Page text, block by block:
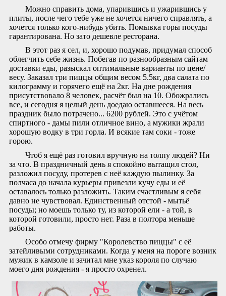
Можно справить дома, упарившись и ужарившись у
плиты, после чего тебе уже не хочется ничего справлять, а
хочется только кого-нибудь убить. Помывка горы посуды
гарантирована. Но зато дешевле ресторана.
В этот раз я сел, и, хорошо подумав, придумал способ
облегчить себе жизнь. Побегав по разнообразным сайтам
доставки еды, разыскал оптимальные варианты по цене/
весу. Заказал три пиццы общим весом 5.5кг, два салата по
килограмму и горячего ещё на 2кг. На дне рождения
присутствовало 8 человек, расчёт был на 10. Обожрались
все, и сегодня я целый день доедаю оставшееся. На весь
праздник было потрачено... 6200 рублей. Это с учётом
спиртного - дамы пили отличное вино, а мужики жрали
хорошую водку в три горла. И всякие там соки - тоже
горою.
Чтоб я ещё раз готовил вручную на толпу людей? Ни
за что. В праздничный день я спокойно вытащил стол,
разложил посуду, протерев с неё каждую пылинку. За
полчаса до начала курьеры привезли кучу еды и её
оставалось только разложить. Таким счастливым я себя
давно не чувствовал. Единственный отстой - мытьё
посуды; но моешь только ту, из которой ели - а той, в
которой готовили, просто нет. Раза в полтора меньше
работы.
Особо отмечу фирму "Королевство пиццы" с её
затейливыми сотрудниками. Когда у меня на пороге возник
мужик в камзоле и зачитал мне указ короля по случаю
моего дня рождения - я просто охренел.